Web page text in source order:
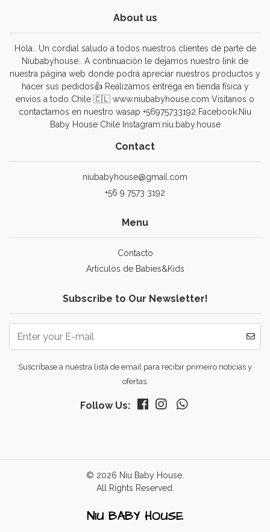
About us
Hola.. Un cordial saludo a todos nuestros clientes de parte de
Niubabyhouse.. A continuación le dejamos nuestro link de
nuestra página web donde podrá apreciar nuestros productos y
hacer sus pedidos👍 Realizamos entrega en tienda física y
envíos a todo Chile 🇨🇱 www.niubabyhouse.com Visitanos o
contactamos en nuestro wasap +56975733192 Facebook:Niu
Baby House Chile Instagram:niu.baby.house
Contact
niubabyhouse@gmail.com
+56 9 7573 3192
Menu
Contacto
Artículos de Babies&Kids
Subscribe to Our Newsletter!
Suscríbase a nuestra lista de email para recibir primeiro noticias y
ofertas.
Follow Us:
© 2026 Niu Baby House.
All Rights Reserved.
NIU BABY HOUSE